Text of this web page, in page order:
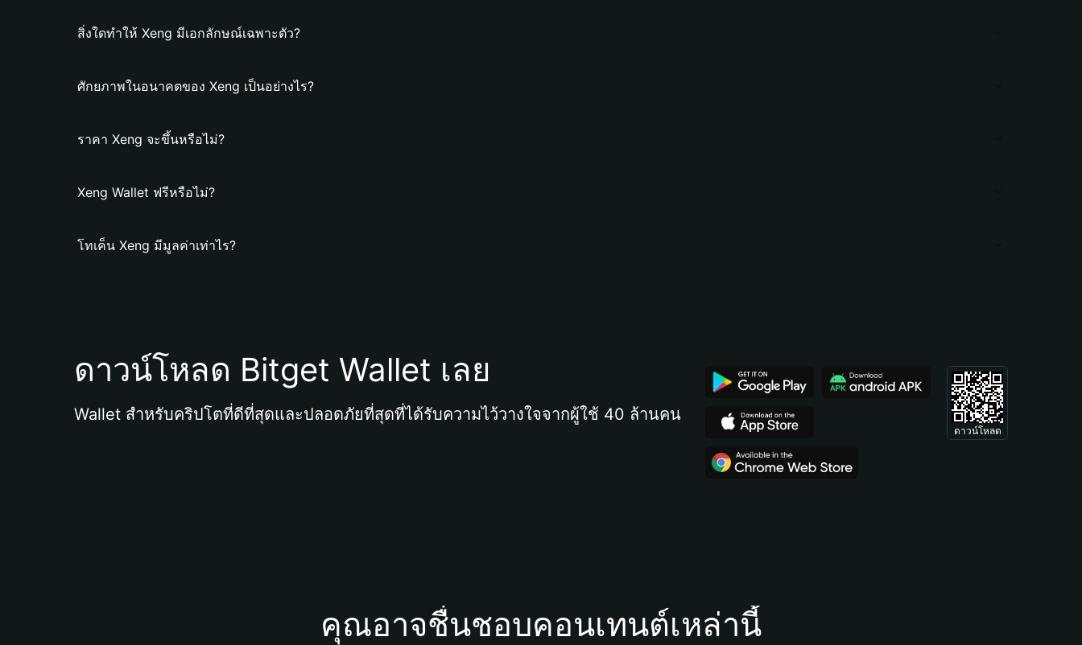
สิ่งใดทำให้ Xeng มีเอกลักษณ์เฉพาะตัว?
ศักยภาพในอนาคตของ Xeng เป็นอย่างไร?
ราคา Xeng จะขึ้นหรือไม่?
Xeng Wallet ฟรีหรือไม่?
โทเค็น Xeng มีมูลค่าเท่าไร?
ดาวน์โหลด Bitget Wallet เลย
Wallet สำหรับคริปโตที่ดีที่สุดและปลอดภัยที่สุดที่ได้รับความไว้วางใจจากผู้ใช้ 40 ล้านคน
ดาวน์โหลด
คุณอาจชื่นชอบคอนเทนต์เหล่านี้